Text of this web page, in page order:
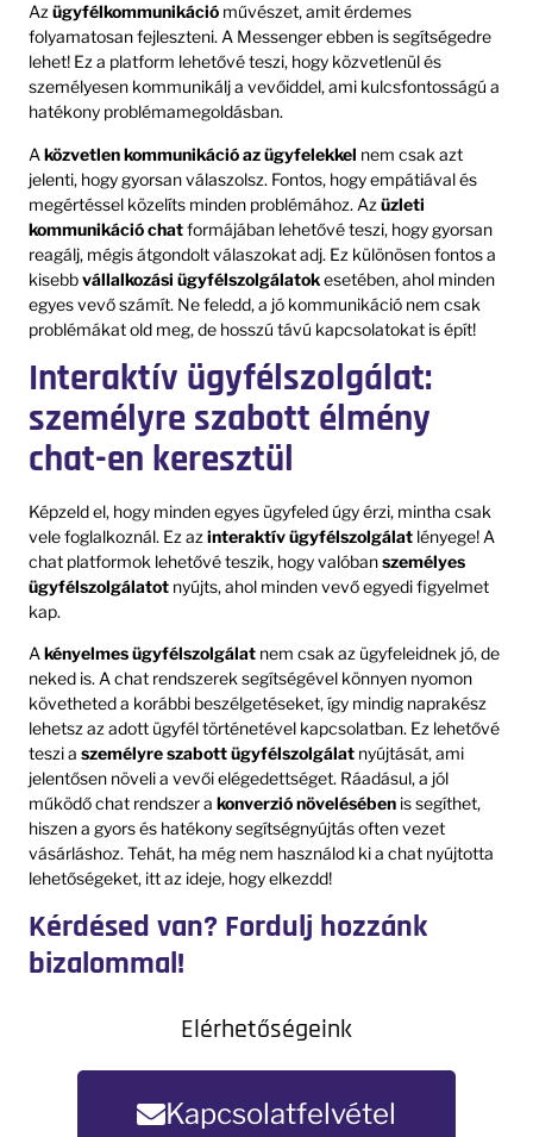
Az ügyfélkommunikáció művészet, amit érdemes
folyamatosan fejleszteni. A Messenger ebben is segítségedre
lehet! Ez a platform lehetővé teszi, hogy közvetlenül és
személyesen kommunikálj a vevőiddel, ami kulcsfontosságú a
hatékony problémamegoldásban.
Aközvetlen kommunikáció az ügyfelekkel nem csak azt
jelenti, hogy gyorsan válaszolsz. Fontos, hogy empátiával és
megértéssel közelíts minden problémához. Az üzleti
kommunikáció chatformájában lehetővé teszi, hogy gyorsan
reagálj, mégis átgondolt válaszokat adj. Ez különösen fontos a
kisebbvállalkozási ügyfélszolgálatokesetében, ahol minden
egyes vevő számít. Ne feledd, a jó kommunikáció nem csak
problémákat old meg, de hosszú távú kapcsolatokat is épít!
Interaktív ügyfélszolgálat:
személyre szabott élmény
chat-en keresztül
Képzeld el, hogy minden egyes ügyfeled úgy érzi, mintha csak
vele foglalkoznál. Ez az interaktív ügyfélszolgálat lényege! A
chat platformok lehetővé teszik, hogy valóbanszemélyes
ügyfélszolgálatot nyújts, ahol minden vevő egyedi figyelmet
kap.
Akényelmes ügyfélszolgálat nem csak az ügyfeleidnek jó, de
neked is. A chat rendszerek segítségével könnyen nyomon
követheted a korábbi beszélgetéseket, így mindig naprakész
lehetsz az adott ügyfél történetével kapcsolatban. Ez lehetővé
teszi a személyre szabott ügyfélszolgálat nyújtását, ami
jelentősen növeli a vevői elégedettséget. Ráadásul, a jól
működő chat rendszer a konverzió növelésében is segíthet,
hiszen a gyors és hatékony segítségnyújtás often vezet
vásárláshoz. Tehát, ha még nem használod ki a chat nyújtotta
lehetőségeket, itt az ideje, hogy elkezdd!
Kérdésed van? Fordulj hozzánk
bizalommal!
Elérhetőségeink
Kapcsolatfelvétel